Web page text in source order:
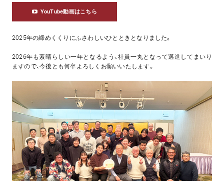
YouTube動画はこちら
2025年の締めくくりにふさわしいひとときとなりました。
2026年も素晴らしい一年となるよう、社員一丸となって邁進してまいり
ますので、今後とも何卒よろしくお願いいたします。